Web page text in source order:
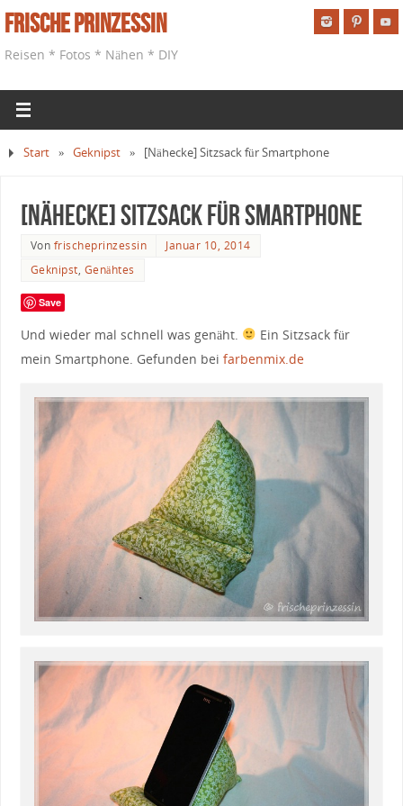
Frische Prinzessin
Reisen * Fotos * Nähen * DIY
Start » Geknipst » [Nähecke] Sitzsack für Smartphone
[Nähecke] Sitzsack für Smartphone
Von frischeprinzessin
Januar 10, 2014
Geknipst, Genähtes
Save
Und wieder mal schnell was genäht.
Ein Sitzsack für
mein Smartphone. Gefunden bei farbenmix.de